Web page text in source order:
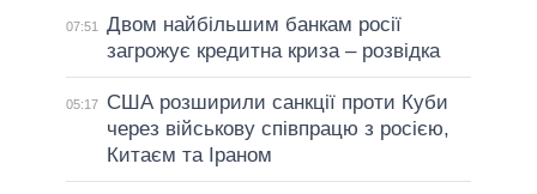
07:51 Двом найбільшим банкам росії
загрожує кредитна криза – розвідка
05:17
США розширили санкції проти Куби
через військову співпрацю з росією,
Китаєм та Іраном